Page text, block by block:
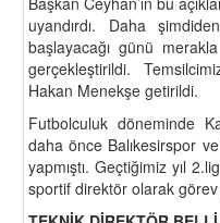
uyandırdı. Daha
başlayacağı günü
gerçekleştirildi.
Hakan Menekşe getirildi.
Futbolculuk döneminde
daha önce Balıkesirspor
yapmıştı. Geçtiğimiz yıl
sportif direktör olarak görev